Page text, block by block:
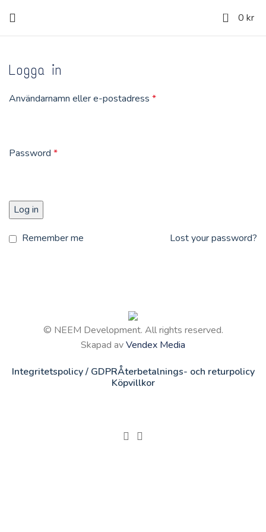
0 0 kr
Logga in
Användarnamn eller e-postadress *
Password *
Log in
Lost your password?
Remember me
© NEEM Development. All rights reserved.
Skapad avVendex Media
Integritetspolicy / GDPRÅterbetalnings- och returpolicy
Köpvillkor